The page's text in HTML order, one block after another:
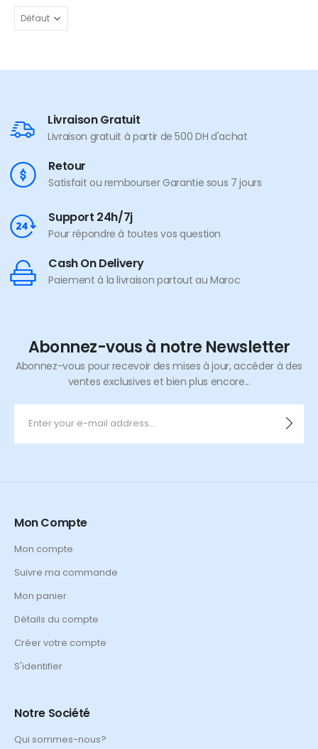
Livraison Gratuit
Livraison gratuit à partir de 500 DH d'achat
Retour
Satisfait ou rembourser Garantie sous 7 jours
Support 24h/7j
Pour répondre à toutes vos question
Cash On Delivery
Paiement à la livraison partout au Maroc
Abonnez-vous à notre Newsletter
Abonnez-vous pour recevoir des mises à jour, accéder à des
ventes exclusives et bien plus encore...
Mon Compte
Mon compte
Suivre ma commande
Mon panier
Détails du compte
Créer votre compte
S'identifier
Notre Société
Qui sommes-nous?